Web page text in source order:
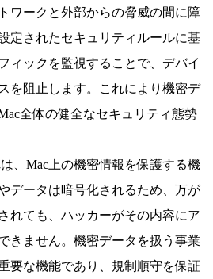
ワークと外部からの脅威の間に障
定されたセキュリティルールに基
ィックを監視することで、デバイ
を阻止します。これにより機密デ
全体の健全なセキュリティ態勢
、Mac上の機密情報を保護する機
データは暗号化されるため、万が
れても、ハッカーがその内容にア
きません。機密データを扱う事業
要な機能であり、規制順守を保証